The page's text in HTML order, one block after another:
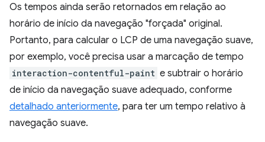
Os tempos ainda serão retornados em relação ao
horário de início da navegação "forçada" original.
Portanto, para calcular o LCP de uma navegação suave,
por exemplo, você precisa usar a marcação de tempo
interaction-contentful-paint e subtrair o horário
de início da navegação suave adequado, conforme
detalhado anteriormente, para ter um tempo relativo à
navegação suave.